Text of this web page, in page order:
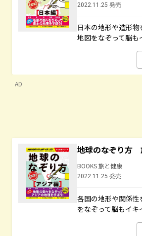
2022.11.25 発売
日本の地形や造形
地図をなぞって脳も
AD
地球のなぞり方
BOOKS 旅と健康
2022.11.25 発売
各国の地形や関係
をなぞって脳もイキ